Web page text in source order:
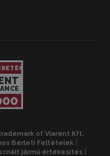
of Viarent Kft.
Bérleti Feltételek
jármű értékesítés